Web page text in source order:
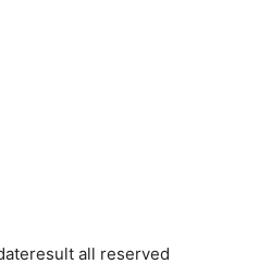
all reserved